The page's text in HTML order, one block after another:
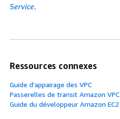
Service.
Ressources connexes
Guide d'appairage des VPC
Passerelles de transit Amazon VPC
Guide du développeur Amazon EC2